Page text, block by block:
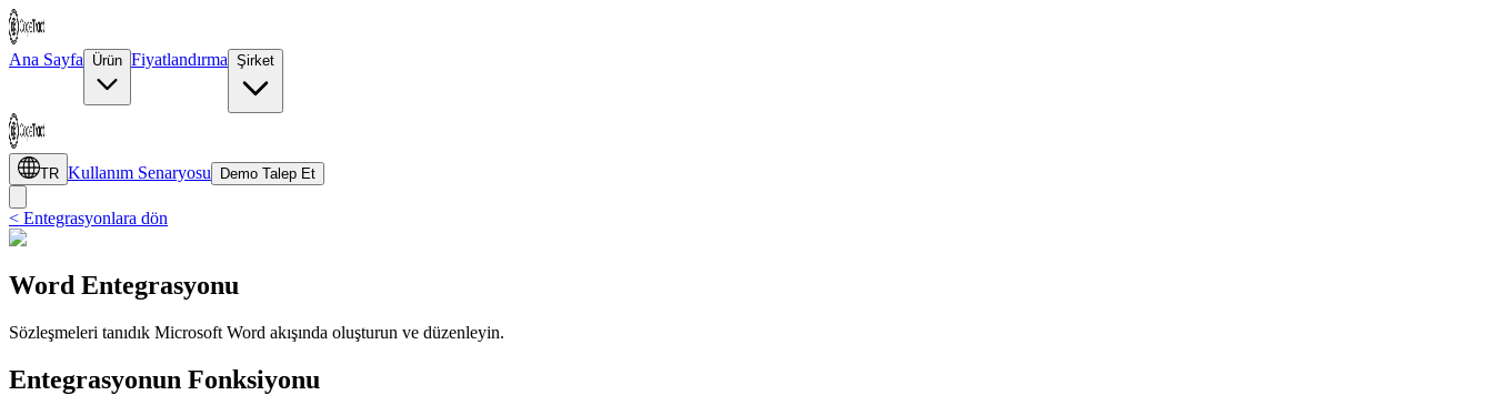
Ana Sayfa Ürün Fiyatlandırma Şirket
TR Kullanım Senaryosu Demo Talep Et
< Entegrasyonlara dön
Word Entegrasyonu
Sözleşmeleri tanıdık Microsoft Word akışında oluşturun ve düzenleyin.
Entegrasyonun Fonksiyonu